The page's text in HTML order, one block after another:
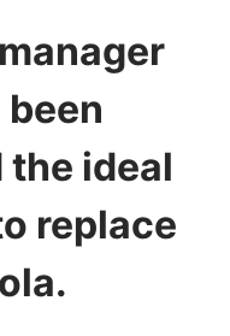
ideal
replace